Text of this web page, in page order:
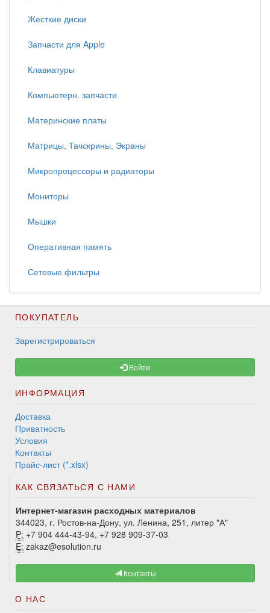
Жесткие диски
Запчасти для Apple
Клавиатуры
Компьютерн. запчасти
Материнские платы
Матрицы, Тачскрины, Экраны
Микропроцессоры и радиаторы
Мониторы
Мышки
Оперативная память
Сетевые фильтры
ПОКУПАТЕЛЬ
Зарегистрироваться
Войти
ИНФОРМАЦИЯ
Доставка
Приватность
Условия
Контакты
Прайс-лист (*.xlsx)
КАК СВЯЗАТЬСЯ С НАМИ
Интернет-магазин расходных материалов
344023, г. Ростов-на-Дону, ул. Ленина, 251, литер "А"
P: +7 904 444-43-94, +7 928 909-37-03
E: zakaz@esolution.ru
Контакты
О НАС